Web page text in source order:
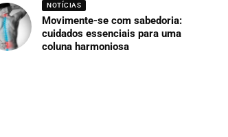
NOTÍCIAS
Movimente-se com sabedoria:
cuidados essenciais para uma
coluna harmoniosa